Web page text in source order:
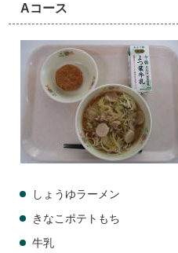
Aコース
しょうゆラーメン
きなこポテトもち
牛乳